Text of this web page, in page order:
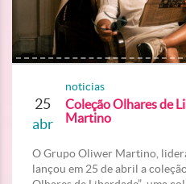
25
abr
noticias
Coleção Olhares de
Martino
O Grupo Oliwer Martino,
lançou em 25 de abril a